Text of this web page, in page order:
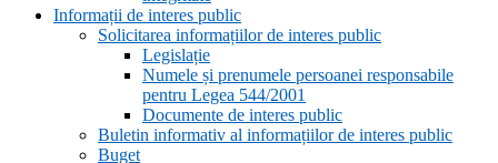
Informații de interes public
Solicitarea informațiilor de interes public
Legislație
Numele și prenumele persoanei responsabile
pentru Legea 544/2001
Documente de interes public
Buletin informativ al informațiilor de interes public
Buget